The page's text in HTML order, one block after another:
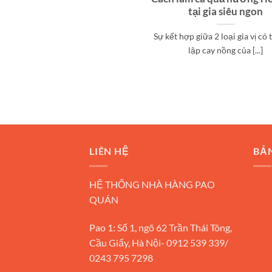
tại gia siêu ngon
Sự kết hợp giữa 2 loại gia vị có
lập cay nồng của [...]
LIÊN HỆ
HỆ THỐNG NHÀ HÀNG PAO
QUÁN
Pao 1: Số 1, ngõ 62 Trần Thái Tông,
Cầu Giấy, Hà Nội- 0912 539 339/
0243 795 7298